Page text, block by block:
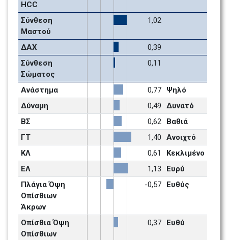
HCC
Σύνθεση
Μαστού
1,02
ΔΑΧ
0,39
Σύνθεση
Σώματος
0,11
Ανάστημα 0,77
Ψηλό
Δύναμη
0,49
Δυνατό
ΒΣ
0,62
Βαθιά
ΓΤ
1,40
Ανοιχτό
ΚΛ
0,61
Κεκλιμένο
ΕΛ
1,13
Ευρύ
Πλάγια Όψη
Οπίσθιων
Άκρων
-0,57 Ευθύς
Οπίσθια Όψη
Οπίσθιων
0,37 Ευθύ